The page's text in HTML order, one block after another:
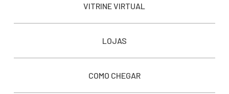
VITRINE VIRTUAL
LOJAS
COMO CHEGAR